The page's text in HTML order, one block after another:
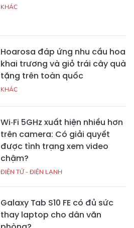
KHÁC
Hoarosa đáp ứng nhu cầu hoa
khai trương và giỏ trái cây quà
tặng trên toàn quốc
KHÁC
Wi‑Fi 5GHz xuất hiện nhiều hơn
trên camera: Có giải quyết
được tình trạng xem video
chậm?
ĐIỆN TỬ - ĐIỆN LẠNH
Galaxy Tab S10 FE có đủ sức
thay laptop cho dân văn